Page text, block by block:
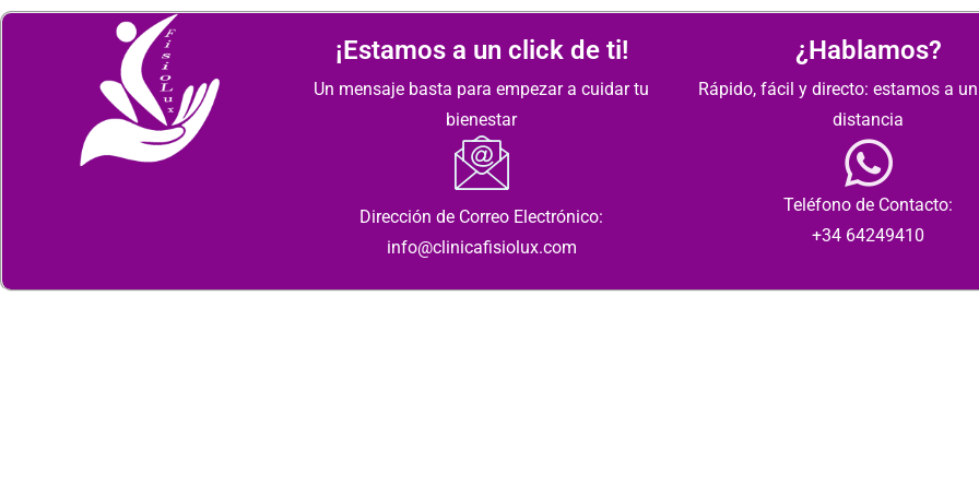
¡Estamos a un click de ti!
Un mensaje basta para empezar a cuidar tu
bienestar
Dirección de Correo Electrónico:
info@clinicafisiolux.com
¿Hablamos?
Rápido, fácil y directo: estamos a
distancia
Teléfono de Contacto:
+34 64249410